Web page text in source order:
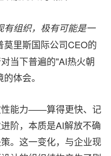
有组织，极有可能是一
莫里斯国际公司CEO的
当下普遍的"AI热火朝
体会。
性能力——算得更快、记
阶，本质是AI解放不确
。这一变化，与企业现